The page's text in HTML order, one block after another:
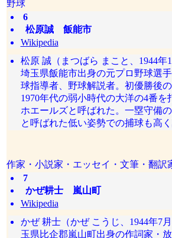
野球
6
松原誠 飯能市
Wikipedia
松原 誠（まつばら まこと、1944年1
埼玉県飯能市出身の元プロ野球選
球指導者、野球解説者。初優勝後
1970年代の弱小時代の大洋の4番を
ホエールズと呼ばれた。一塁守備の
と呼ばれた低い姿勢での捕球も高く
作家・小説家・エッセイ・文筆・翻訳
7
かぜ耕士 嵐山町
Wikipedia
かぜ 耕士（かぜ こうじ、1944年7
玉県比企郡嵐山町出身の作詞家・